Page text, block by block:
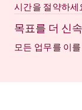
시간을 절약하세
목표를 더 신
모든 업무를 이